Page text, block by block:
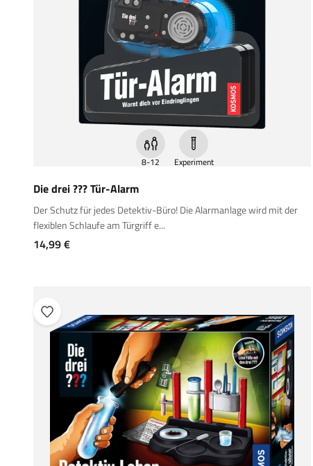
8-12 Experiment
Die drei ??? Tür-Alarm
Der Schutz für jedes Detektiv-Büro! Die Alarmanlage wird mit der
flexiblen Schlaufe am Türgriff e...
Angebot
14,99 €